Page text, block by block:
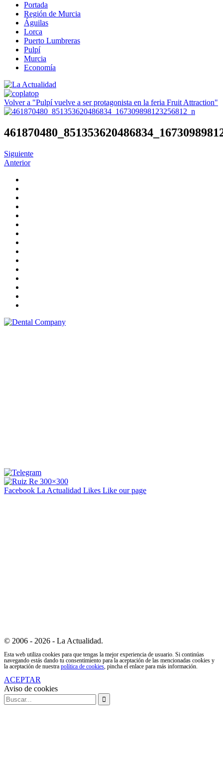
Portada
Región de Murcia
Águilas
Lorca
Puerto Lumbreras
Pulpí
Murcia
Economía
Volver a "Pulpí vuelve a ser protagonista en la feria Fruit Attraction"
Siguiente
Anterior
Facebook La Actualidad Likes Like our page
© 2006 - 2026 - La Actualidad.
Esta web utiliza cookies para que tengas la mejor experiencia de usuario. Si continúas
navegando estás dando tu consentimiento para la aceptación de las mencionadas cookies y
la aceptación de nuestra política de cookies, pincha el enlace para más información.
ACEPTAR
Aviso de cookies